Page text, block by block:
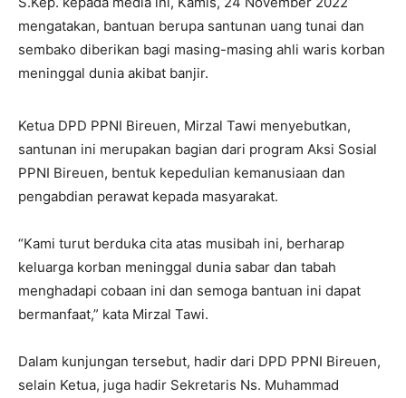
mengatakan, bantuan berupa santunan uang tunai dan
sembako diberikan bagi masing-masing ahli waris korban
meninggal dunia akibat banjir.
Ketua DPD PPNI Bireuen, Mirzal Tawi menyebutkan,
santunan ini merupakan bagian dari program Aksi Sosial
PPNI Bireuen, bentuk kepedulian kemanusiaan dan
pengabdian perawat kepada masyarakat.
“Kami turut berduka cita atas musibah ini, berharap
keluarga korban meninggal dunia sabar dan tabah
menghadapi cobaan ini dan semoga bantuan ini dapat
bermanfaat,” kata Mirzal Tawi.
Dalam kunjungan tersebut, hadir dari DPD PPNI Bireuen,
selain Ketua, juga hadir Sekretaris Ns. Muhammad